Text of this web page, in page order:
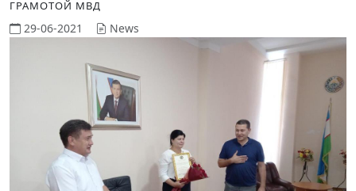
ГРАМОТОЙ МВД
29-06-2021 News